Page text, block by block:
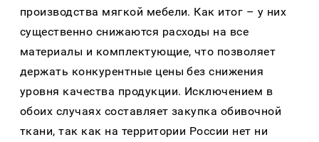
производства мягкой мебели. Как итог – у них
существенно снижаются расходы на все
материалы и комплектующие, что позволяет
держать конкурентные цены без снижения
уровня качества продукции. Исключением в
обоих случаях составляет закупка обивочной
ткани, так как на территории России нет ни